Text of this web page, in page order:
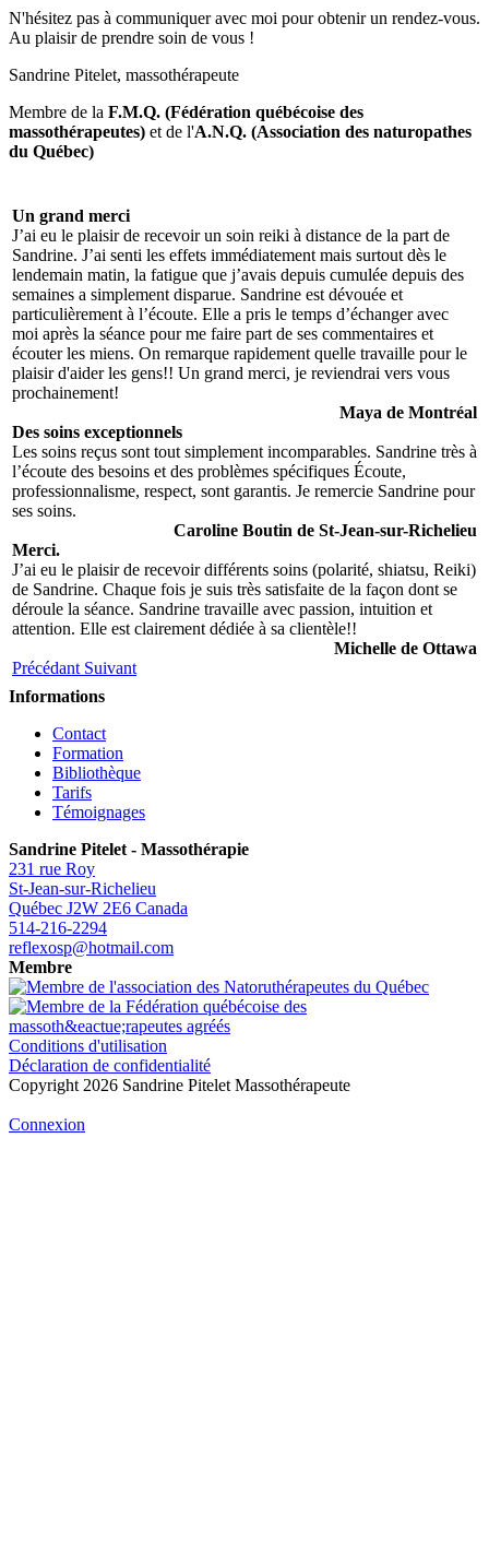
N'hésitez pas à communiquer avec moi pour obtenir un rendez-vous.
Au plaisir de prendre soin de vous !
Sandrine Pitelet, massothérapeute
Membre de la F.M.Q. (Fédération québécoise des
massothérapeutes) et de l'A.N.Q. (Association des naturopathes
du Québec)
Un grand merci
J’ai eu le plaisir de recevoir un soin reiki à distance de la part de
Sandrine. J’ai senti les effets immédiatement mais surtout dès le
lendemain matin, la fatigue que j’avais depuis cumulée depuis des
semaines a simplement disparue. Sandrine est dévouée et
particulièrement à l’écoute. Elle a pris le temps d’échanger avec
moi après la séance pour me faire part de ses commentaires et
écouter les miens. On remarque rapidement quelle travaille pour le
plaisir d'aider les gens!! Un grand merci, je reviendrai vers vous
prochainement!
Maya de Montréal
Des soins exceptionnels
Les soins reçus sont tout simplement incomparables. Sandrine très à
l’écoute des besoins et des problèmes spécifiques Écoute,
professionnalisme, respect, sont garantis. Je remercie Sandrine pour
ses soins.
Caroline Boutin de St-Jean-sur-Richelieu
Merci.
J’ai eu le plaisir de recevoir différents soins (polarité, shiatsu, Reiki)
de Sandrine. Chaque fois je suis très satisfaite de la façon dont se
déroule la séance. Sandrine travaille avec passion, intuition et
attention. Elle est clairement dédiée à sa clientèle!!
Michelle de Ottawa
Précédant Suivant
Informations
Contact
Formation
Bibliothèque
Tarifs
Témoignages
Sandrine Pitelet - Massothérapie
231 rue Roy
St-Jean-sur-Richelieu
Québec J2W 2E6 Canada
514-216-2294
reflexosp@hotmail.com
Membre
Conditions d'utilisation
Déclaration de confidentialité
Copyright 2026 Sandrine Pitelet Massothérapeute
Connexion